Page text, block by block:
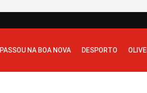
PASSOU NA BOA NOVA DESPORTO